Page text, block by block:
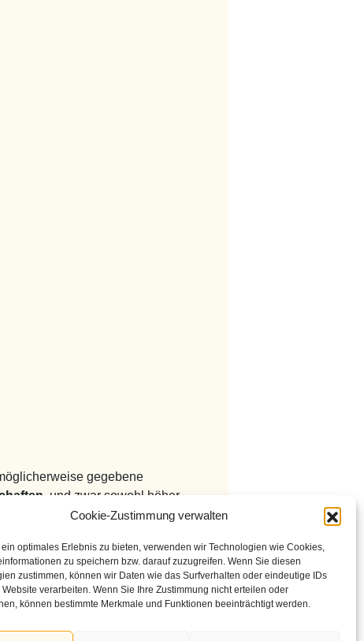
Cookie-Zustimmung verwalten
ein optimales Erlebnis zu bieten, verwenden wir Technologien wie Cookies,
zu speichern bzw. darauf zuzugreifen. Wenn Sie diesen
zustimmen, können wir Daten wie das Surfverhalten oder eindeutige IDs
verarbeiten. Wenn Sie Ihre Zustimmung nicht erteilen oder
können bestimmte Merkmale und Funktionen beeinträchtigt werden.
gegebene
, und zwar sowohl höher